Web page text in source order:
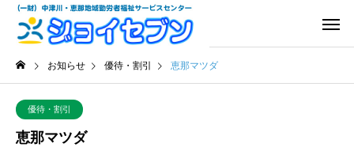
お知らせ 優待・割引 恵那マツダ
優待・割引
恵那マツダ